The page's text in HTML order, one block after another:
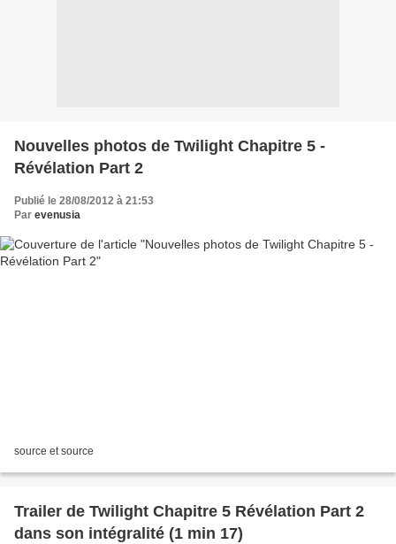
Nouvelles photos de Twilight Chapitre 5 -
Révélation Part 2
Publié le 28/08/2012 à 21:53
Par evenusia
source et source
Trailer de Twilight Chapitre 5 Révélation Part 2
dans son intégralité (1 min 17)